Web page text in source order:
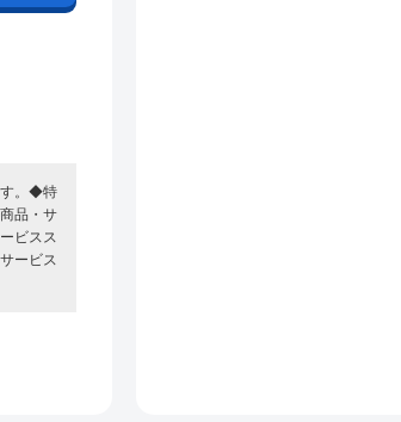
す。◆特
品・サ
ビスス
ービス